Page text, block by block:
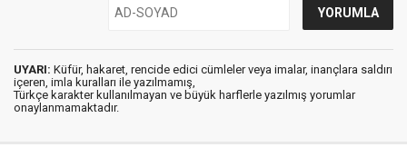
UYARI: Küfür, hakaret, rencide edici cümleler veya imalar, inançlara saldırı
içeren, imla kuralları ile yazılmamış,
Türkçe karakter kullanılmayan ve büyük harflerle yazılmış yorumlar
onaylanmamaktadır.